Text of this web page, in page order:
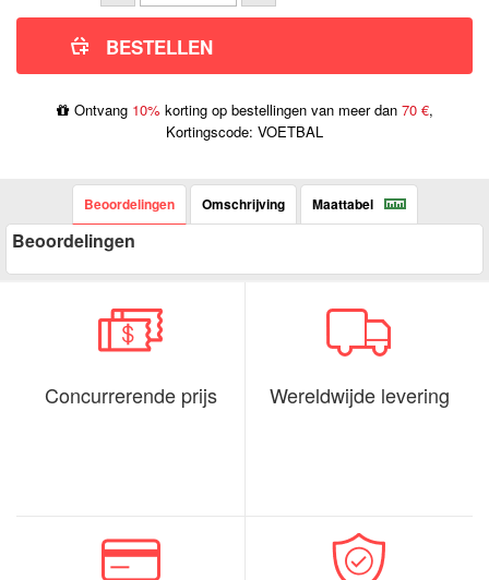
Ontvang 10% korting op bestellingen van meer dan 70 €,
Kortingscode: VOETBAL
Beoordelingen Omschrijving Maattabel
Beoordelingen
Concurrerende prijs Wereldwijde levering